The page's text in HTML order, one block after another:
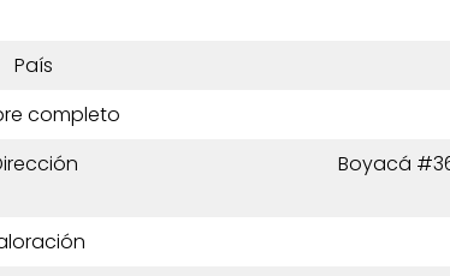
País
completo
Boyacá